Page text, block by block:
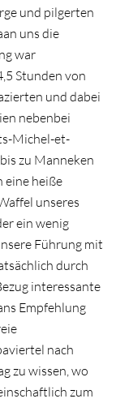
und pilgerten
uns die
war
Stunden von
und dabei
nebenbei
Michel-et-
zu Manneken
eine heiße
unseres
ein wenig
Führung mit
durch
interessante
Empfehlung
nach
zu wissen, wo
zum